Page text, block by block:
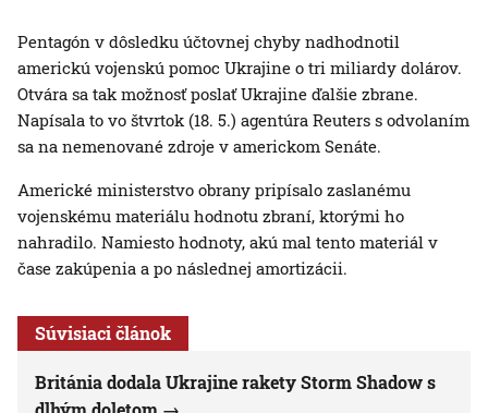
Pentagón v dôsledku účtovnej chyby nadhodnotil
americkú vojenskú pomoc Ukrajine o tri miliardy dolárov.
Otvára sa tak možnosť poslať Ukrajine ďalšie zbrane.
Napísala to vo štvrtok (18. 5.) agentúra Reuters s odvolaním
sa na nemenované zdroje v americkom Senáte.
Americké ministerstvo obrany pripísalo zaslanému
vojenskému materiálu hodnotu zbraní, ktorými ho
nahradilo. Namiesto hodnoty, akú mal tento materiál v
čase zakúpenia a po následnej amortizácii.
Súvisiaci článok
Británia dodala Ukrajine rakety Storm Shadow s